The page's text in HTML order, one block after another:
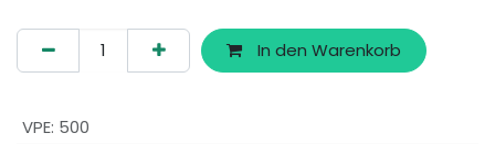
In den Warenkorb
VPE: 500